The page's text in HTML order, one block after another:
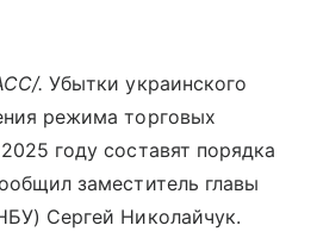
. Убытки украинского
режима торговых
году составят порядка
заместитель главы
Сергей Николайчук.